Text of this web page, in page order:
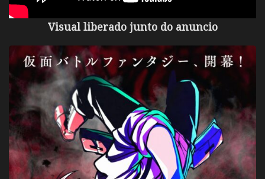
Visual liberado junto do anuncio